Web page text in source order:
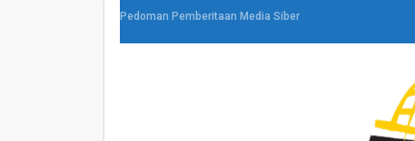
Pedoman Pemberitaan Media Siber